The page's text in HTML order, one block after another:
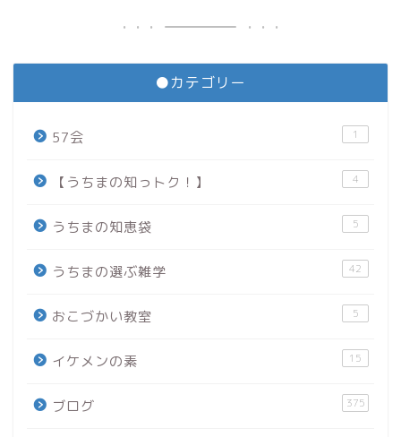
●カテゴリー
57会 1
【うちまの知っトク！】 4
うちまの知恵袋 5
うちまの選ぶ雑学 42
おこづかい教室 5
イケメンの素 15
ブログ 375